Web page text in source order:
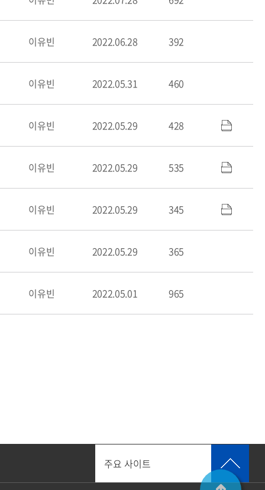
이유빈 2022.06.28 392
이유빈 2022.05.31 460
이유빈 2022.05.29 428
이유빈 2022.05.29 535
이유빈 2022.05.29 345
이유빈 2022.05.29 365
이유빈 2022.05.01 965
주요 사이트